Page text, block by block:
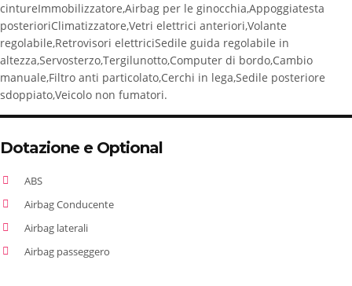
cintureImmobilizzatore,Airbag per le ginocchia,Appoggiatesta
posterioriClimatizzatore,Vetri elettrici anteriori,Volante
regolabile,Retrovisori elettriciSedile guida regolabile in
altezza,Servosterzo,Tergilunotto,Computer di bordo,Cambio
manuale,Filtro anti particolato,Cerchi in lega,Sedile posteriore
sdoppiato,Veicolo non fumatori.
Dotazione e Optional
ABS
Airbag Conducente
Airbag laterali
Airbag passeggero